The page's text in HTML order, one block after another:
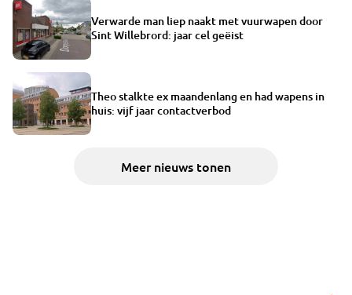
Verwarde man liep naakt met vuurwapen door
Sint Willebrord: jaar cel geëist
Theo stalkte ex maandenlang en had wapens in
huis: vijf jaar contactverbod
Meer nieuws tonen